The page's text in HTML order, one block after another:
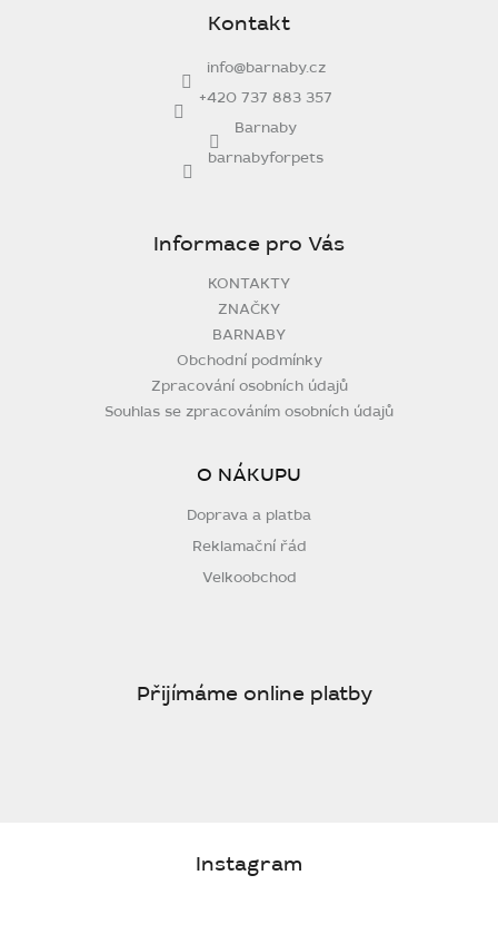
Kontakt
info@barnaby.cz
+420 737 883 357
Barnaby
barnabyforpets
Informace pro Vás
KONTAKTY
ZNAČKY
BARNABY
Obchodní podmínky
Zpracování osobních údajů
Souhlas se zpracováním osobních údajů
O NÁKUPU
Doprava a platba
Reklamační řád
Velkoobchod
Přijímáme online platby
Instagram